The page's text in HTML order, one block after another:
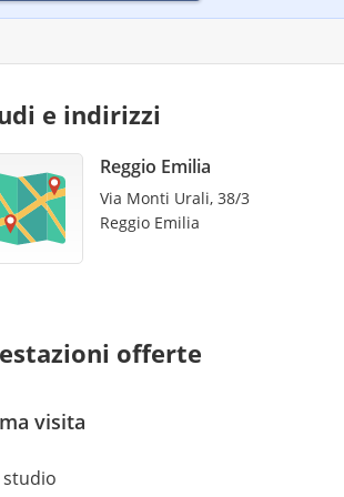
e indirizzi
Reggio Emilia
Via Monti Urali, 38/3
Reggio Emilia
offerte
visita
studio